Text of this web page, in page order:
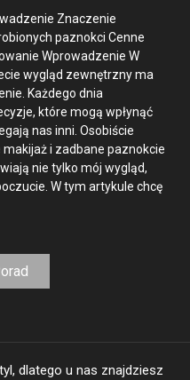
Znaczenie
paznokci Cenne
Wprowadzenie W
wygląd zewnętrzny ma
Każdego dnia
które mogą wpłynąć
nas inni. Osobiście
makijaż i zadbane paznokcie
nie tylko mój wygląd,
W tym artykule chcę
dlatego u nas znajdziesz